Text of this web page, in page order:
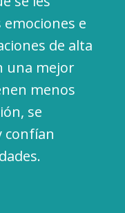
e
de alta
una mejor
menos
se
confían